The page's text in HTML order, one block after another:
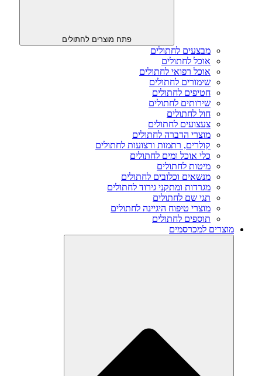
פתח מוצרים לחתולים
מבצעים לחתולים
אוכל לחתולים
אוכל רפואי לחתולים
שימורים לחתולים
חטיפים לחתולים
שירותים לחתולים
חול לחתולים
צעצועים לחתולים
מוצרי הדברה לחתולים
קולרים, רתמות ורצועות לחתולים
כלי אוכל ומים לחתולים
מיטות לחתולים
מנשאים וכלובים לחתולים
מגרדות ומתקני גירוד לחתולים
תגי שם לחתולים
מוצרי טיפוח היגיינה לחתולים
תוספים לחתולים
מוצרים למכרסמים